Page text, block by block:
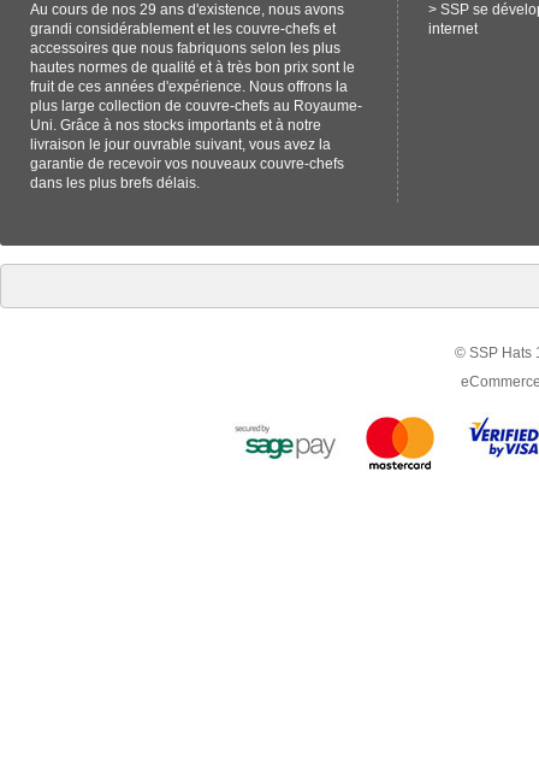
Au cours de nos 29 ans d'existence, nous avons
grandi considérablement et les couvre-chefs et
accessoires que nous fabriquons selon les plus
hautes normes de qualité et à très bon prix sont le
fruit de ces années d'expérience. Nous offrons la
plus large collection de couvre-chefs au Royaume-
Uni. Grâce à nos stocks importants et à notre
livraison le jour ouvrable suivant, vous avez la
garantie de recevoir vos nouveaux couvre-chefs
dans les plus brefs délais.
> SSP se
internet
© SSP Hats